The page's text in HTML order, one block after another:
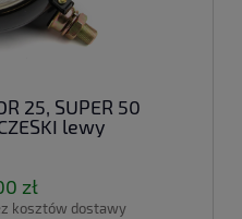
25, SUPER 50
lewy
zł
kosztów dostawy